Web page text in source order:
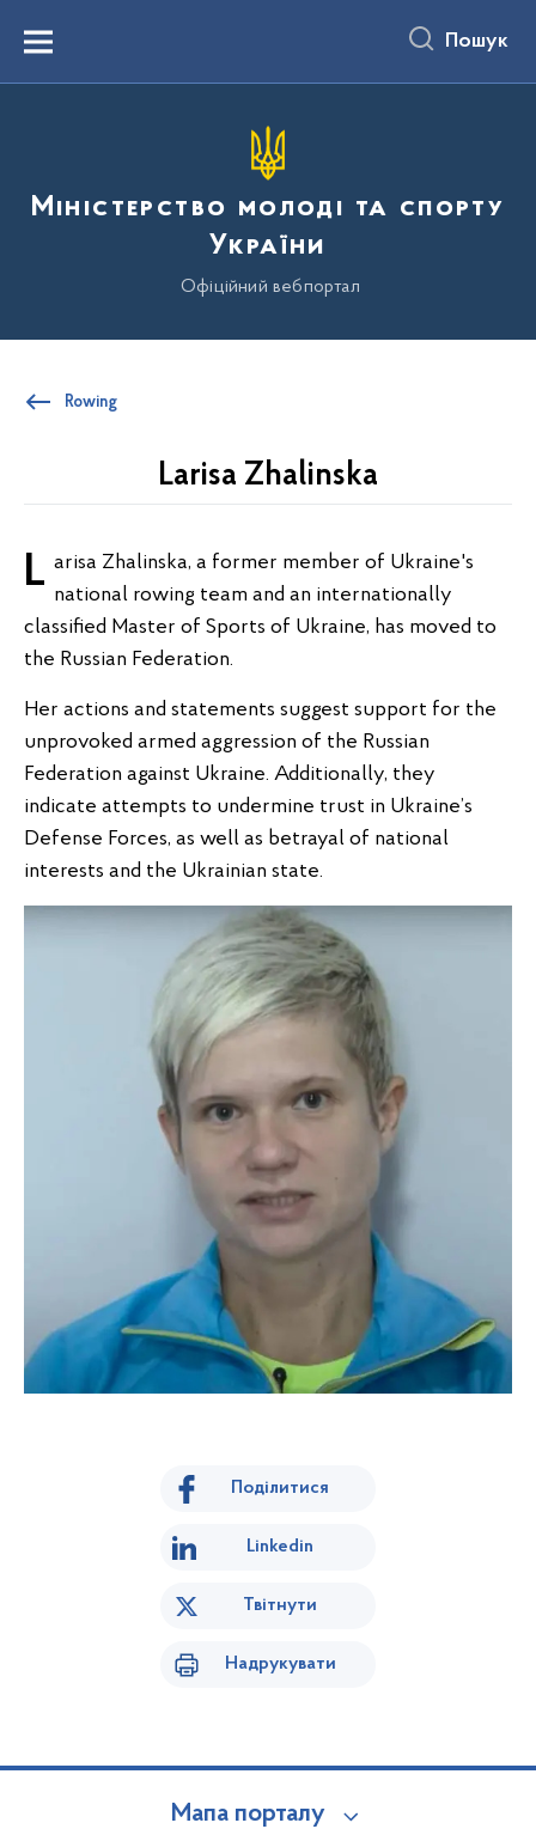
вмістуMenu Пошук
Міністерство молоді та спорту
України
Офіційний вебпортал
Rowing
Larisa Zhalinska
Larisa Zhalinska, a former member of Ukraine's national rowing team and an internationally
classified Master of Sports of Ukraine, has moved to
the Russian Federation.
Her actions and statements suggest support for the
unprovoked armed aggression of the Russian
Federation against Ukraine. Additionally, they
indicate attempts to undermine trust in Ukraine’s
Defense Forces, as well as betrayal of national
interests and the Ukrainian state.
Поділитися
Linkedin
Твітнути
Надрукувати
Мапа порталу